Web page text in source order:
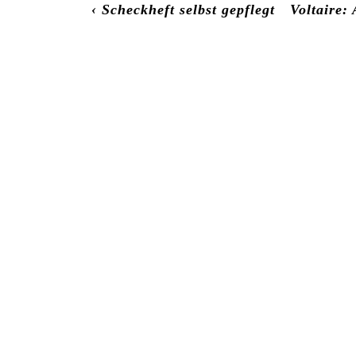
‹Scheckheft selbst gepflegt Voltaire: